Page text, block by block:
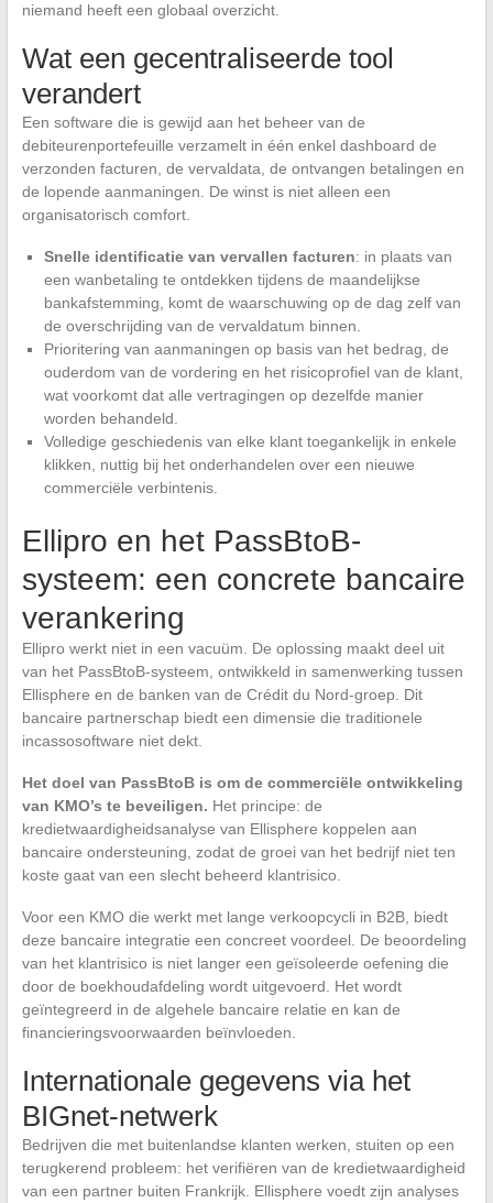
niemand heeft een globaal overzicht.
Wat een gecentraliseerde tool
verandert
Een software die is gewijd aan het beheer van de
debiteurenportefeuille verzamelt in één enkel dashboard de
verzonden facturen, de vervaldata, de ontvangen betalingen en
de lopende aanmaningen. De winst is niet alleen een
organisatorisch comfort.
Snelle identificatie van vervallen facturen: in plaats van
een wanbetaling te ontdekken tijdens de maandelijkse
bankafstemming, komt de waarschuwing op de dag zelf van
de overschrijding van de vervaldatum binnen.
Prioritering van aanmaningen op basis van het bedrag, de
ouderdom van de vordering en het risicoprofiel van de klant,
wat voorkomt dat alle vertragingen op dezelfde manier
worden behandeld.
Volledige geschiedenis van elke klant toegankelijk in enkele
klikken, nuttig bij het onderhandelen over een nieuwe
commerciële verbintenis.
Ellipro en het PassBtoB-
systeem: een concrete bancaire
verankering
Ellipro werkt niet in een vacuüm. De oplossing maakt deel uit
van het PassBtoB-systeem, ontwikkeld in samenwerking tussen
Ellisphere en de banken van de Crédit du Nord-groep. Dit
bancaire partnerschap biedt een dimensie die traditionele
incassosoftware niet dekt.
Het doel van PassBtoB is om de commerciële ontwikkeling
van KMO’s te beveiligen. Het principe: de
kredietwaardigheidsanalyse van Ellisphere koppelen aan
bancaire ondersteuning, zodat de groei van het bedrijf niet ten
koste gaat van een slecht beheerd klantrisico.
Voor een KMO die werkt met lange verkoopcycli in B2B, biedt
deze bancaire integratie een concreet voordeel. De beoordeling
van het klantrisico is niet langer een geïsoleerde oefening die
door de boekhoudafdeling wordt uitgevoerd. Het wordt
geïntegreerd in de algehele bancaire relatie en kan de
financieringsvoorwaarden beïnvloeden.
Internationale gegevens via het
BIGnet-netwerk
Bedrijven die met buitenlandse klanten werken, stuiten op een
terugkerend probleem: het verifiëren van de kredietwaardigheid
van een partner buiten Frankrijk. Ellisphere voedt zijn analyses